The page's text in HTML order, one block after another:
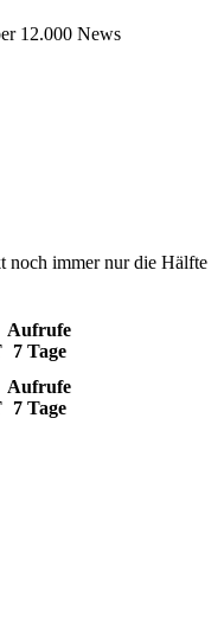
12.000 News
noch immer nur die Hälfte
Aufrufe
7 Tage
Aufrufe
7 Tage